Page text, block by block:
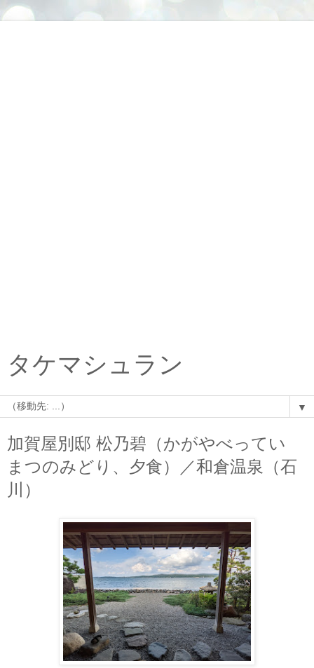
タケマシュラン
▼
加賀屋別邸 松乃碧（かがやべってい
まつのみどり、夕食）／和倉温泉（石
川）